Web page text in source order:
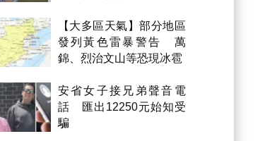
【大多區天氣】部分地區
發列黃色雷暴警告 萬
錦、烈治文山等恐現冰雹
安省女子接兄弟聲音電
話 匯出12250元始知受
騙